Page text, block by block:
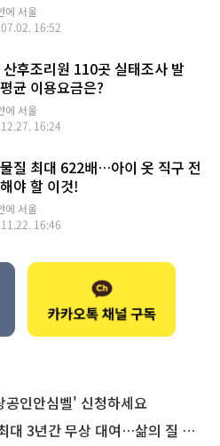
에 서울
16:52
산후조리원 110곳 실태조사 발
균 이용요금은?
에 서울
16:24
질 최대 622배…아이 옷 직구 전
야 할 이것!
에 서울
16:46
인안심벨' 신청하세요
3년간 무상 대여…삶의 질 높인다